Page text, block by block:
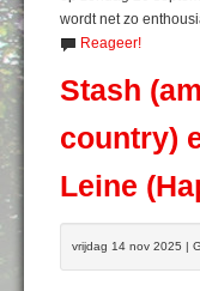
wordt net zo
Reageer!
Stash
country)
Leine
vrijdag 14 nov 2025 |